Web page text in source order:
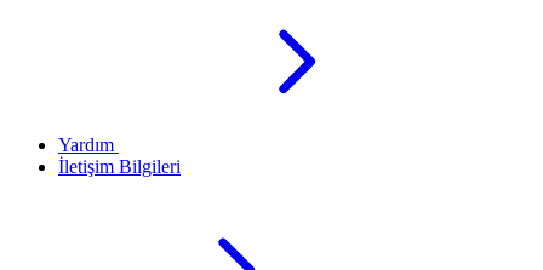
Yardım
İletişim Bilgileri